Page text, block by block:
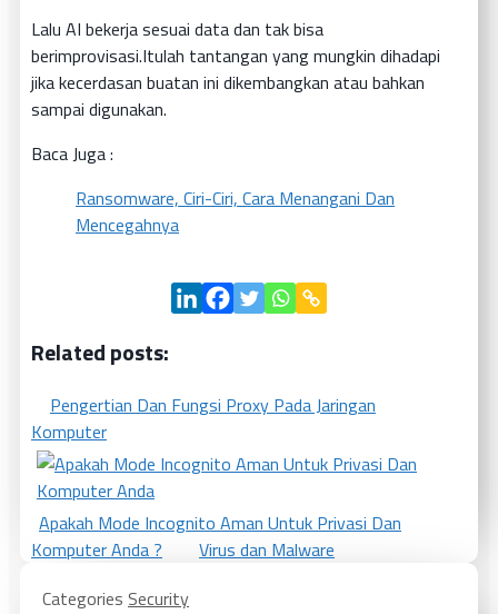
Lalu AI bekerja sesuai data dan tak bisa
berimprovisasi.Itulah tantangan yang mungkin dihadapi
jika kecerdasan buatan ini dikembangkan atau bahkan
sampai digunakan.
Baca Juga :
Ransomware, Ciri-Ciri, Cara Menangani Dan
Mencegahnya
Related posts:
Pengertian Dan Fungsi Proxy Pada Jaringan
Komputer
Apakah Mode Incognito Aman Untuk Privasi Dan
Komputer Anda ?
Virus dan Malware
Categories Security